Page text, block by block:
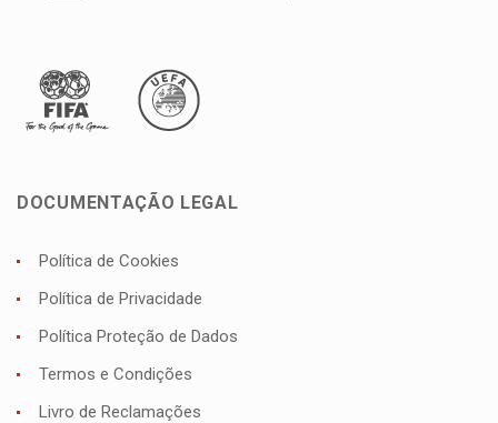
DOCUMENTAÇÃO LEGAL
Política de Cookies
Política de Privacidade
Política Proteção de Dados
Termos e Condições
Livro de Reclamações